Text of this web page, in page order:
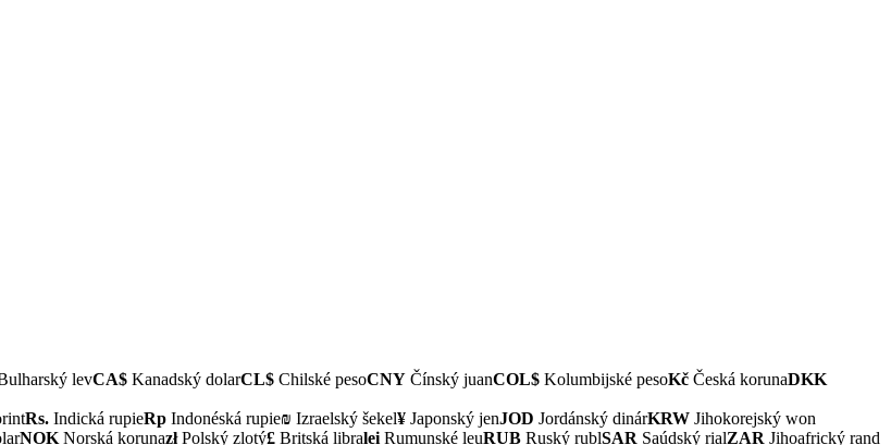
levCA$ Kanadský dolarCL$ Chilské pesoCNY Čínský juanCOL$ Kolumbijské pesoKč Česká korunaDKK
Rs. Indická rupieRp Indonéská rupie₪ Izraelský šekel¥ Japonský jenJOD Jordánský dinárKRW Jihokorejský won
NOK Norská korunazłPolský zlotý£ Britská libralei Rumunské leuRUB Ruský rublSAR Saúdský rialZAR Jihoafrický rand